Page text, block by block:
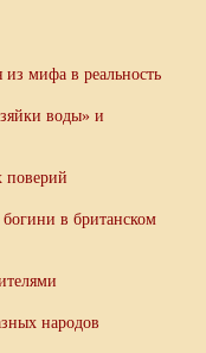
мифа в реальность
воды» и
поверий
богини в британском
народов